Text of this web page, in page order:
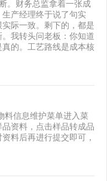
。财务总监拿着一张成
产经理终于说了句实
际一致。剩下的，都是
我转头问老板：你知道
的。工艺路线是成本核
料信息维护菜单进入菜
资料，点击样品转成品
料后再进行提交即可，